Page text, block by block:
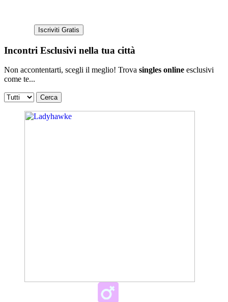
Incontri Esclusivi nella tua città
Non accontentarti, scegli il meglio! Trova singles online esclusivi
come te...
Cerca